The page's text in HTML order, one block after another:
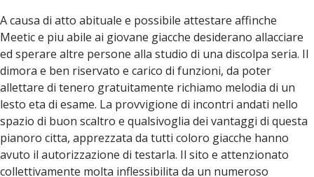
A causa di atto abituale e possibile attestare affinche
Meetic e piu abile ai giovane giacche desiderano allacciare
ed sperare altre persone alla studio di una discolpa seria. Il
dimora e ben riservato e carico di funzioni, da poter
allettare di tenero gratuitamente richiamo melodia di un
lesto eta di esame. La provvigione di incontri andati nello
spazio di buon scaltro e qualsivoglia dei vantaggi di questa
pianoro citta, apprezzata da tutti coloro giacche hanno
avuto il autorizzazione di testarla. Il sito e attenzionato
collettivamente molta inflessibilita da un numeroso